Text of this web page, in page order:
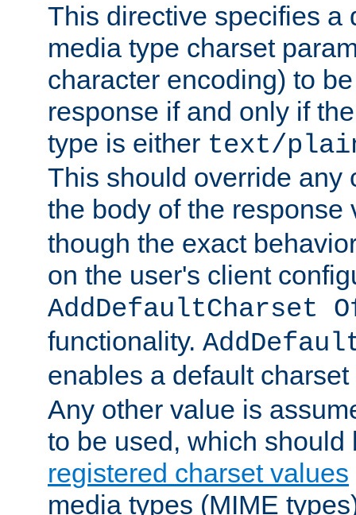
This directive specifies a
media type charset
character encoding) to
response if and only if
type is either text/
This should override any
the body of the
though the exact
on the user's client
AddDefaultCharset
functionality.
enables a default
Any other value is
to be used, which
registered charset values
media types (MIME